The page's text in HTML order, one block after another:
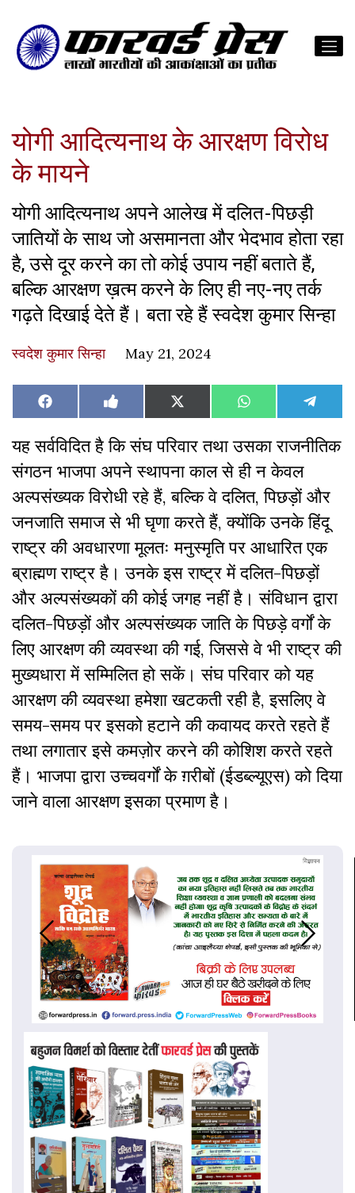
योगी आदित्यनाथ के आरक्षण विरोध
के मायने
योगी आदित्यनाथ अपने आलेख में दलित-पिछड़ी
जातियों के साथ जो असमानता और भेदभाव होता रहा
है, उसे दूर करने का तो कोई उपाय नहीं बताते हैं,
बल्कि आरक्षण ख़त्म करने के लिए ही नए-नए तर्क
गढ़ते दिखाई देते हैं। बता रहे हैं स्वदेश कुमार सिन्हा
स्वदेश कुमार सिन्हा May 21, 2024
Share
on
Facebook Share
on
Like
on
Facebook
Share
on
X
(Twitter)
Share
on
WhatsAppShare
on
यह सर्वविदित है कि संघ परिवार तथा उसका राजनीतिक
संगठन भाजपा अपने स्थापना काल से ही न केवल
अल्पसंख्यक विरोधी रहे हैं, बल्कि वे दलित, पिछड़ों और
जनजाति समाज से भी घृणा करते हैं, क्योंकि उनके हिंदू
राष्ट्र की अवधारणा मूलतः मनुस्मृति पर आधारित एक
ब्राह्मण राष्ट्र है। उनके इस राष्ट्र में दलित-पिछड़ों
और अल्पसंख्यकों की कोई जगह नहीं है। संविधान द्वारा
दलित-पिछड़ों और अल्पसंख्यक जाति के पिछड़े वर्गों के
लिए आरक्षण की व्यवस्था की गई, जिससे वे भी राष्ट्र की
मुख्यधारा में सम्मिलित हो सकें। संघ परिवार को यह
आरक्षण की व्यवस्था हमेशा खटकती रही है, इसलिए वे
समय-समय पर इसको हटाने की कवायद करते रहते हैं
तथा लगातार इसे कमज़ोर करने की कोशिश करते रहते
हैं। भाजपा द्वारा उच्चवर्गों के ग़रीबों (ईडब्ल्यूएस) को दिया
जाने वाला आरक्षण इसका प्रमाण है।